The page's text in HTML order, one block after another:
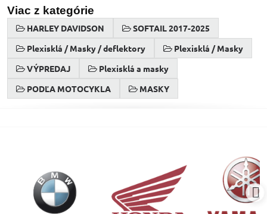
Viac z kategórie
HARLEY DAVIDSON
SOFTAIL 2017-2025
Plexisklá / Masky / deflektory
Plexisklá / Masky
VÝPREDAJ
Plexisklá a masky
PODĽA MOTOCYKLA
MASKY